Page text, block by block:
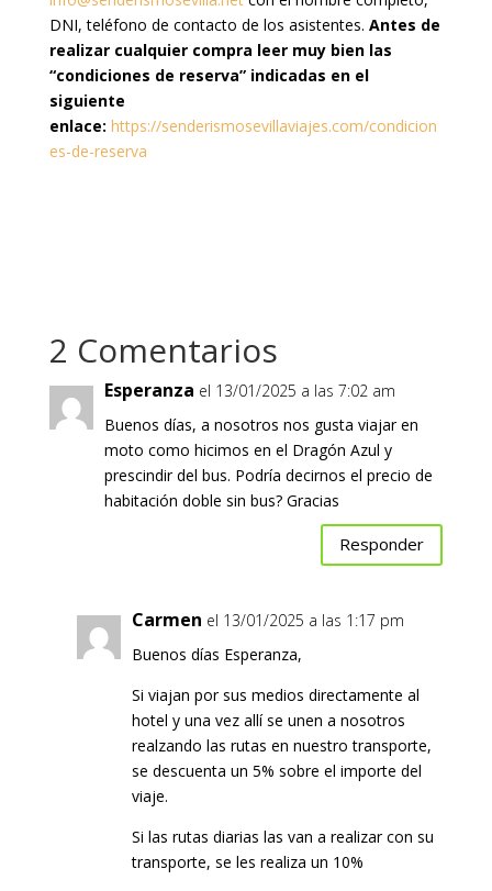
DNI, teléfono de contacto de los asistentes. Antes de
realizar cualquier compra leer muy bien las
“condiciones de reserva” indicadas en el
siguiente
enlace: https://senderismosevillaviajes.com/condicion
es-de-reserva
2 Comentarios
Esperanza el 13/01/2025 a las 7:02 am
Buenos días, a nosotros nos gusta viajar en
moto como hicimos en el Dragón Azul y
prescindir del bus. Podría decirnos el precio de
habitación doble sin bus? Gracias
Responder
Carmen el 13/01/2025 a las 1:17 pm
Buenos días Esperanza,
Si viajan por sus medios directamente al
hotel y una vez allí se unen a nosotros
realzando las rutas en nuestro transporte,
se descuenta un 5% sobre el importe del
viaje.
Si las rutas diarias las van a realizar con su
transporte, se les realiza un 10%